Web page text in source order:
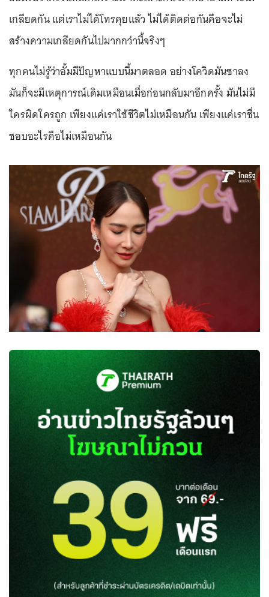
เกลียดกัน แต่เราไม่ได้โทรคุยแล้ว ไม่ได้ติดต่อกันคือจะไม่
สร้างความเกลียดกันไปมากกว่านี้จริงๆ
ทุกคนไม่รู้ว่าอั้มมีปัญหาแบบนี้มาตลอด อย่างโควิดมันซาลง
มันก็จะมีเหตุการณ์เดิมเหมือนเมื่อก่อนกลับมาอีกครั้ง มันไม่มี
ใครผิดใครถูก เพียงแค่เราใช้ชีวิตไม่เหมือนกัน เพียงแค่เราชื่น
ชอบอะไรคือไม่เหมือนกัน